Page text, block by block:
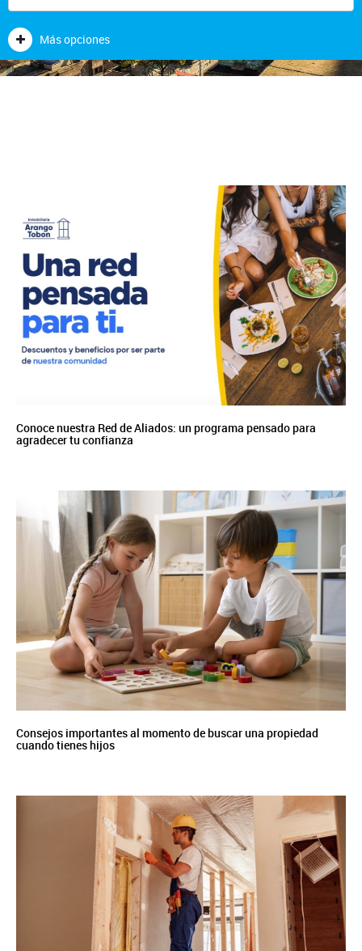
Más opciones
Conoce nuestra Red de Aliados: un programa pensado para
agradecer tu confianza
Consejos importantes al momento de buscar una propiedad
cuando tienes hijos